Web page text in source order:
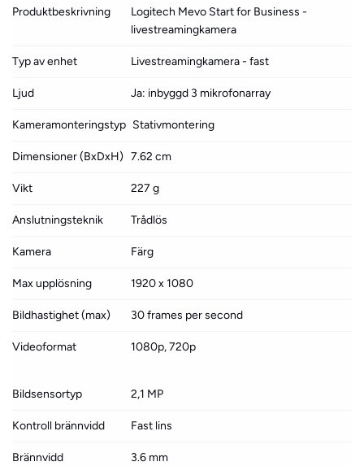
Produktbeskrivning
Logitech Mevo Start for Business -
livestreamingkamera
Typ av enhet Livestreamingkamera - fast
Ljud Ja: inbyggd 3 mikrofonarray
Kameramonteringstyp Stativmontering
Dimensioner (BxDxH) 7.62 cm
Vikt 227 g
Anslutningsteknik Trådlös
Kamera Färg
Max upplösning 1920 x 1080
Bildhastighet (max) 30 frames per second
Videoformat 1080p, 720p
Bildsensortyp 2,1 MP
Kontroll brännvidd Fast lins
Brännvidd 3.6 mm